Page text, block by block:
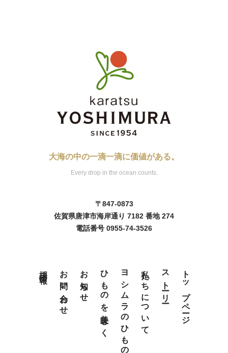
大海の中の一滴一滴に価値がある。
Every drop in the ocean counts.
〒847-0873
佐賀県唐津市海岸通り 7182 番地 274
電話番号 0955-74-3526
お問い合わせ お知らせ ひものを美味しくヨシムラのひもの私たちについて ストーリー トップページ